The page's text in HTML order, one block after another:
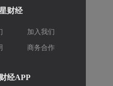
财经
加入我们
商务合作
经APP